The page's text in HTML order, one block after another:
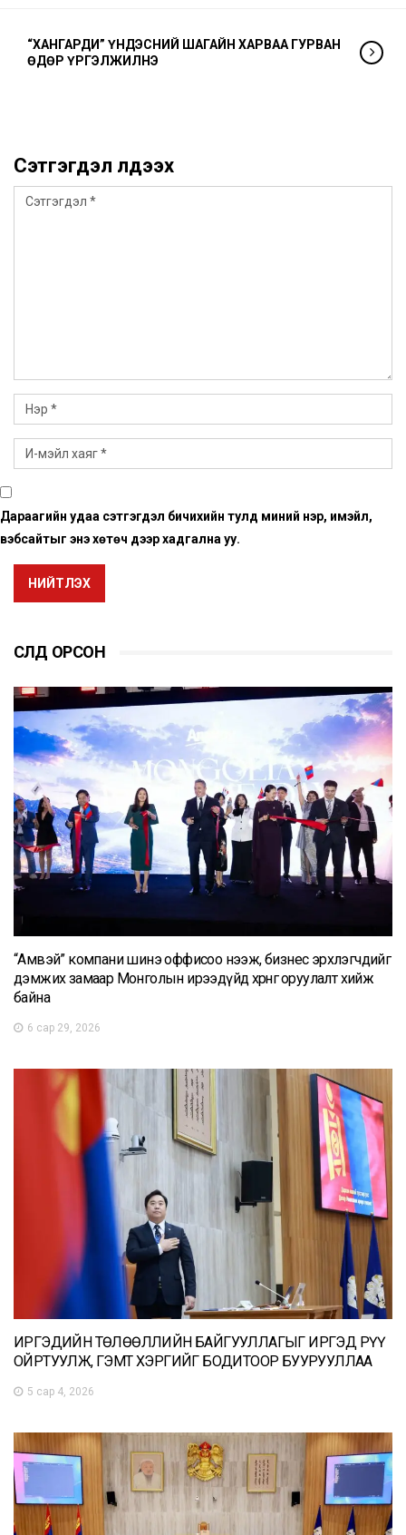
“ХАНГАРДИ” ҮНДЭСНИЙ ШАГАЙН ХАРВАА ГУРВАН
ӨДӨР ҮРГЭЛЖИЛНЭ
Сэтгэгдэл үлдээх
Дараагийн удаа сэтгэгдэл бичихийн тулд миний нэр, имэйл,
вэбсайтыг энэ хөтөч дээр хадгална уу.
НИЙТЛЭХ
СҮҮЛД ОРСОН
“Амвэй” компани шинэ оффисоо нээж, бизнес эрхлэгчдийг
дэмжих замаар Монголын ирээдүйд хөрөнгө оруулалт хийж
байна
6 сар 29, 2026
ИРГЭДИЙН ТӨЛӨӨЛЛИЙН БАЙГУУЛЛАГЫГ ИРГЭД РҮҮ
ОЙРТУУЛЖ, ГЭМТ ХЭРГИЙГ БОДИТООР БУУРУУЛЛАА
5 сар 4, 2026